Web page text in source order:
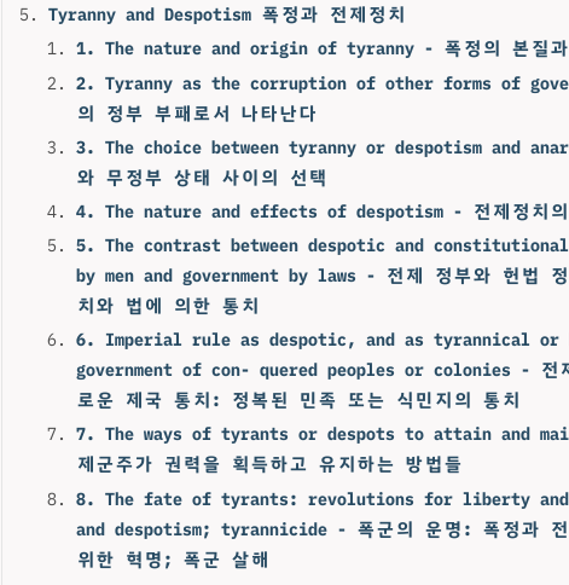
Tyranny and Despotism 폭정과 전제정치
1. The nature and origin of tyranny - 폭정의 본질
2. Tyranny as the corruption of other forms of
의 정부 부패로서 나타난다
3. The choice between tyranny or despotism and
와 무정부 상태 사이의 선택
4. The nature and effects of despotism - 전제정치
5. The contrast between despotic and constitutional
by men and government by laws - 전제 정부와 헌법
치와 법에 의한 통치
6. Imperial rule as despotic, and as tyrannical or
government of con- quered peoples or colonies - 전
로운 제국 통치: 정복된 민족 또는 식민지의 통치
7. The ways of tyrants or despots to attain and
제군주가 권력을 획득하고 유지하는 방법들
8. The fate of tyrants: revolutions for liberty
and despotism; tyrannicide - 폭군의 운명: 폭정과
위한 혁명; 폭군 살해